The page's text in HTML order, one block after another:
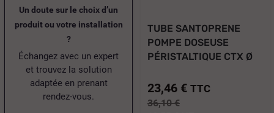
Un doute sur le choix d’un
produit ou votre installation
?
Échangez avec un expert
et trouvez la solution
adaptée en prenant
rendez-vous.
TUBE SANTOPRENE
POMPE DOSEUSE
PÉRISTALTIQUE CTX Ø
23,46 € TTC
36,10 €